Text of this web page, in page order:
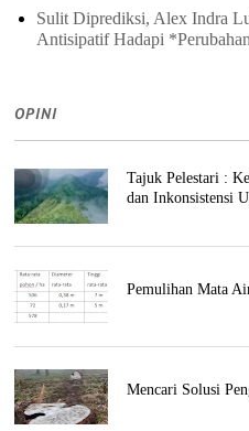
Sulit Diprediksi, Alex Indra
Antisipatif Hadapi
OPINI
Tajuk Pelestari :
dan Inkonsistensi
Pemulihan Mata
Mencari Solusi